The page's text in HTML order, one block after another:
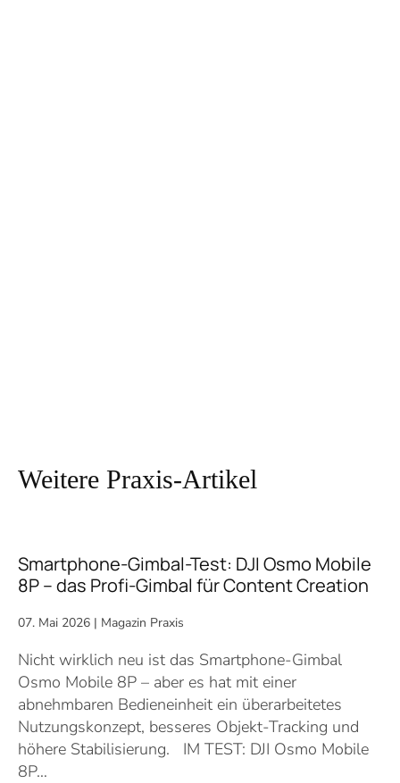
Weitere Praxis-Artikel
Smartphone-Gimbal-Test: DJI Osmo Mobile
8P – das Profi-Gimbal für Content Creation
07. Mai 2026 | Magazin Praxis
Nicht wirklich neu ist das Smartphone-Gimbal
Osmo Mobile 8P – aber es hat mit einer
abnehmbaren Bedieneinheit ein überarbeitetes
Nutzungskonzept, besseres Objekt-Tracking und
höhere Stabilisierung. IM TEST: DJI Osmo Mobile
8P…